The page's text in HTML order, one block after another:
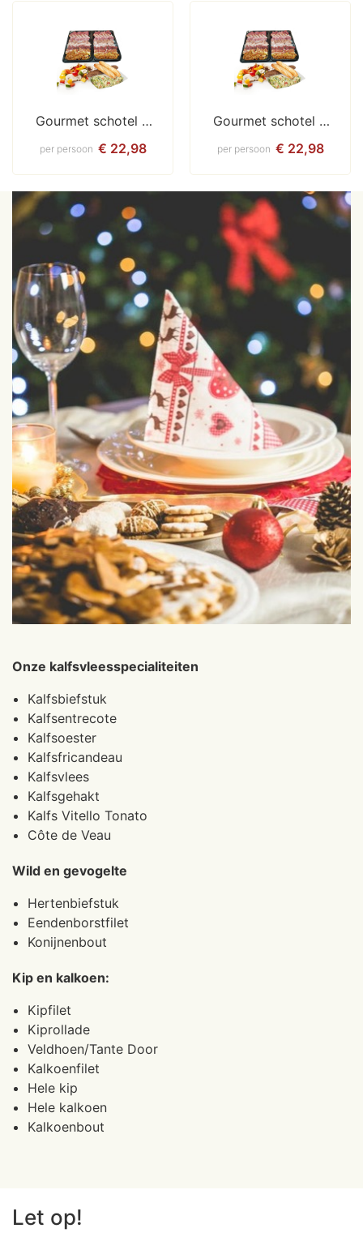
Gourmet schotel /
bakplaat compleet
€ 22,98
per persoon
Gourmet schotel /
bakplaat compleet
€ 22,98
per persoon
Onze kalfsvleesspecialiteiten
Kalfsbiefstuk
Kalfsentrecote
Kalfsoester
Kalfsfricandeau
Kalfsvlees
Kalfsgehakt
Kalfs Vitello Tonato
Côte de Veau
Wild en gevogelte
Hertenbiefstuk
Eendenborstfilet
Konijnenbout
Kip en kalkoen:
Kipfilet
Kiprollade
Veldhoen/Tante Door
Kalkoenfilet
Hele kip
Hele kalkoen
Kalkoenbout
Let op!